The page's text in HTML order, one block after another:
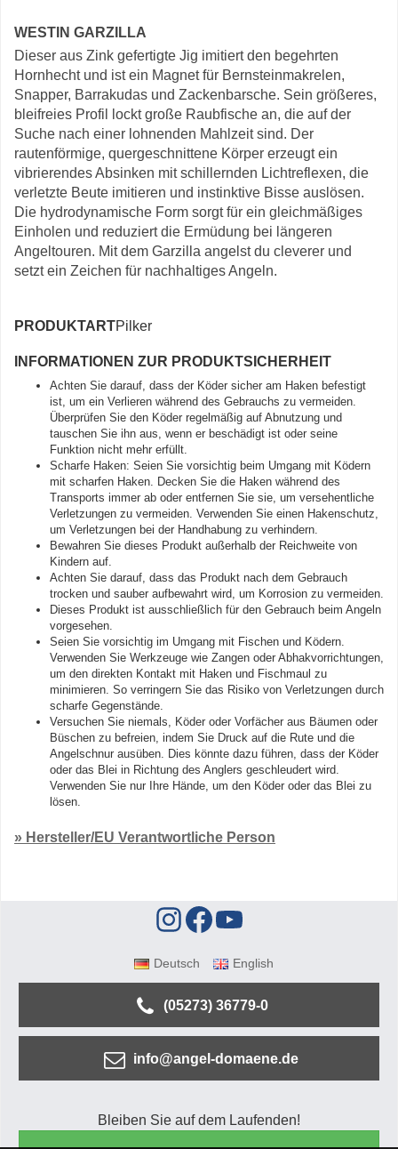
WESTIN GARZILLA
Dieser aus Zink gefertigte Jig imitiert den begehrten
Hornhecht und ist ein Magnet für Bernsteinmakrelen,
Snapper, Barrakudas und Zackenbarsche. Sein größeres,
bleifreies Profil lockt große Raubfische an, die auf der
Suche nach einer lohnenden Mahlzeit sind. Der
rautenförmige, quergeschnittene Körper erzeugt ein
vibrierendes Absinken mit schillernden Lichtreflexen, die
verletzte Beute imitieren und instinktive Bisse auslösen.
Die hydrodynamische Form sorgt für ein gleichmäßiges
Einholen und reduziert die Ermüdung bei längeren
Angeltouren. Mit dem Garzilla angelst du cleverer und
setzt ein Zeichen für nachhaltiges Angeln.
PRODUKTARTPilker
INFORMATIONEN ZUR PRODUKTSICHERHEIT
Achten Sie darauf, dass der Köder sicher am Haken befestigt
ist, um ein Verlieren während des Gebrauchs zu vermeiden.
Überprüfen Sie den Köder regelmäßig auf Abnutzung und
tauschen Sie ihn aus, wenn er beschädigt ist oder seine
Funktion nicht mehr erfüllt.
Scharfe Haken: Seien Sie vorsichtig beim Umgang mit Ködern
mit scharfen Haken. Decken Sie die Haken während des
Transports immer ab oder entfernen Sie sie, um versehentliche
Verletzungen zu vermeiden. Verwenden Sie einen Hakenschutz,
um Verletzungen bei der Handhabung zu verhindern.
Bewahren Sie dieses Produkt außerhalb der Reichweite von
Kindern auf.
Achten Sie darauf, dass das Produkt nach dem Gebrauch
trocken und sauber aufbewahrt wird, um Korrosion zu vermeiden.
Dieses Produkt ist ausschließlich für den Gebrauch beim Angeln
vorgesehen.
Seien Sie vorsichtig im Umgang mit Fischen und Ködern.
Verwenden Sie Werkzeuge wie Zangen oder Abhakvorrichtungen,
um den direkten Kontakt mit Haken und Fischmaul zu
minimieren. So verringern Sie das Risiko von Verletzungen durch
scharfe Gegenstände.
Versuchen Sie niemals, Köder oder Vorfächer aus Bäumen oder
Büschen zu befreien, indem Sie Druck auf die Rute und die
Angelschnur ausüben. Dies könnte dazu führen, dass der Köder
oder das Blei in Richtung des Anglers geschleudert wird.
Verwenden Sie nur Ihre Hände, um den Köder oder das Blei zu
lösen.
» Hersteller/EU Verantwortliche Person
Deutsch English
(05273) 36779-0
info@angel-domaene.de
Bleiben Sie auf dem Laufenden!